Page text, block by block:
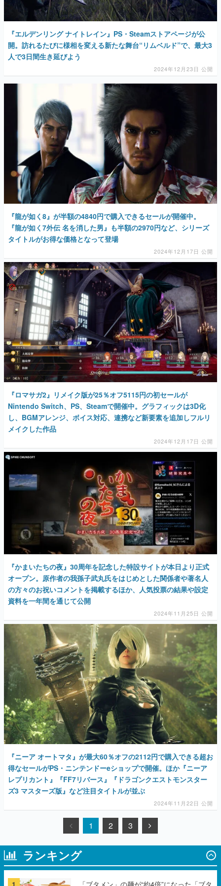
『エルデンリング ナイトレイン』PS・Steamストアページが公
開。訪れるたびに様相を変える新たな舞台“リムベルド”で、最大3
人で3日間生き延びよう
2024年12月23日 公開
『龍が如く8』が半額の4840円で購入できるセールが開催中。
『龍が如く7外伝 名を消した男』も半額の2970円など、シリーズ
タイトルがお得な価格となって登場
2024年12月17日 公開
『ロマサガ2』リメイク版が25％オフ5115円の初セールが
Nintendo Switch、PS、Steamで開催中。グラフィックは3D化
し、BGMアレンジ、ボイス対応、連携など新要素を追加しフルリ
メイクした作品
2024年12月17日 公開
『かまいたちの夜』30周年を記念した特設サイトが本日より正式
オープン。原作者の我孫子武丸氏をはじめとした関係者や著名人
の方々のお祝いコメントを掲載するほか、人気投票の結果や設定
資料を一年間を通じて公開
2024年11月25日 公開
『ニーア オートマタ』が最大60％オフの2112円で購入できる超お
得なセールがPS・ニンテンドーeショップで開催。ほか『ニーア
レプリカント』『FF7リバース』『ドラゴンクエストモンスター
ズ3 マスターズ版』など注目タイトルが並ぶ
2024年11月22日 公開
1 2 3
ランキング